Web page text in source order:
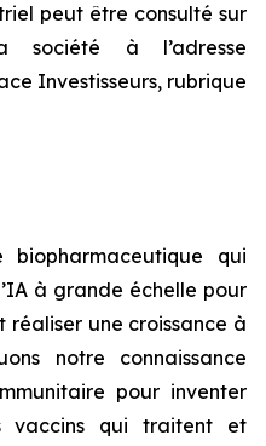
peut être consulté sur
à l’adresse
Investisseurs, rubrique
qui
à grande échelle pour
réaliser une croissance à
notre connaissance
pour inventer
vaccins qui traitent et